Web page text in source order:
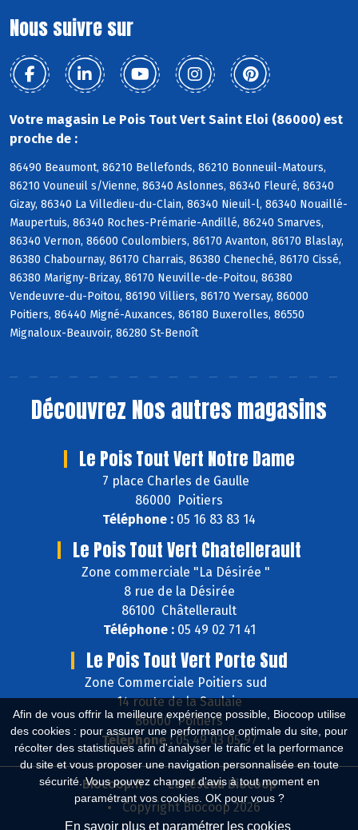
Afin de vous offrir la meilleure expérience possible, Biocoop utilise
des cookies : pour assurer une performance optimale du site, pour
récolter des statistiques afin d'analyser le trafic et la performance
du site et vous proposer une navigation personnalisée en toute
sécurité. Vous pouvez changer d'avis à tout moment en
paramétrant vos cookies. OK pour vous ?
En savoir plus et paramétrer les cookies
Nous suivre sur
Votre magasin Le Pois Tout Vert Saint Eloi (86000) est
proche de :
86490 Beaumont, 86210 Bellefonds, 86210 Bonneuil-Matours,
86210 Vouneuil s/Vienne, 86340 Aslonnes, 86340 Fleuré, 86340
Gizay, 86340 La Villedieu-du-Clain, 86340 Nieuil-l, 86340 Nouaillé-
Maupertuis, 86340 Roches-Prémarie-Andillé, 86240 Smarves,
86340 Vernon, 86600 Coulombiers, 86170 Avanton, 86170 Blaslay,
86380 Chabournay, 86170 Charrais, 86380 Cheneché, 86170 Cissé,
86380 Marigny-Brizay, 86170 Neuville-de-Poitou, 86380
Vendeuvre-du-Poitou, 86190 Villiers, 86170 Yversay, 86000
Poitiers, 86440 Migné-Auxances, 86180 Buxerolles, 86550
Mignaloux-Beauvoir, 86280 St-Benoît
Découvrez Nos autres magasins
Le Pois Tout Vert Notre Dame
7 place Charles de Gaulle
86000 Poitiers
Téléphone : 05 16 83 83 14
Le Pois Tout Vert Chatellerault
Zone commerciale "La Désirée "
8 rue de la Désirée
86100 Châtellerault
Téléphone :05 49 02 71 41
Le Pois Tout Vert Porte Sud
Zone Commerciale Poitiers sud
14 route de la Saulaie
86000 Poitiers
Téléphone :05 49 03 05 97
Biocoop.fr
Le réseau Biocoop
Copyright Biocoop 2026